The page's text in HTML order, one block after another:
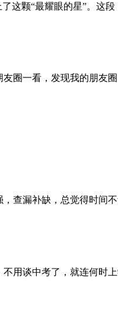
这颗“最耀眼的星”。这段
圈一看，发现我的朋友
查漏补缺，总觉得时间不
用谈中考了，就连何时